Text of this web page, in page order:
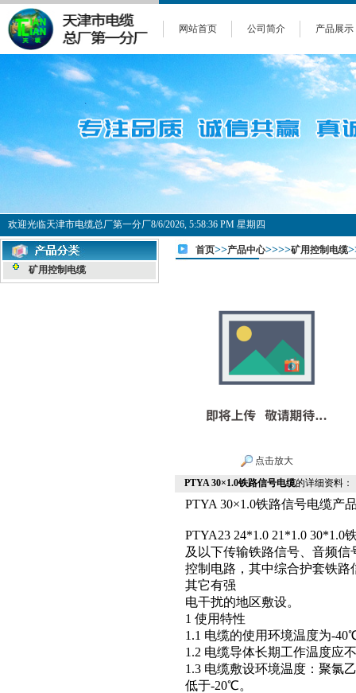
网站首页 公司简介 产品展示
欢迎光临天津市电缆总厂第一分厂8/6/2026, 5:58:37 PM 星期四
矿用控制电缆
首页>>产品中心>>>>矿用控制电缆
点击放大
PTYA 30×1.0铁路信号电缆的详细资料：
PTYA 30×1.0铁路信号电缆产
PTYA23 24*1.0 21*1.0 30*1.0
及以下传输铁路信号、音频信
控制电路，其中综合护套铁
其它有强
电干扰的地区敷设。
1 使用特性
1.1 电缆的使用环境温度为-
1.2 电缆导体长期工作温度应
1.3 电缆敷设环境温度：聚氯
低于-20℃。